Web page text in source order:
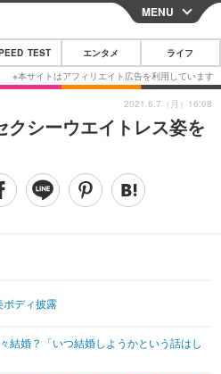
CLOSE
スマートフォン
その他
映画・ドラマ
その他
MENU
TEST エンタメ ライフ
シーウエイトレス姿を
ボディ披露
結婚？「いつ結婚しようかという話はし
2021.6.7（月）16:08